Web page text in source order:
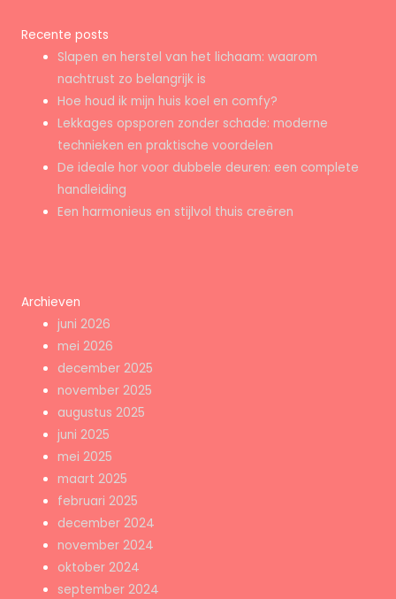
Recente posts
Slapen en herstel van het lichaam: waarom
nachtrust zo belangrijk is
Hoe houd ik mijn huis koel en comfy?
Lekkages opsporen zonder schade: moderne
technieken en praktische voordelen
De ideale hor voor dubbele deuren: een complete
handleiding
Een harmonieus en stijlvol thuis creëren
Archieven
juni 2026
mei 2026
december 2025
november 2025
augustus 2025
juni 2025
mei 2025
maart 2025
februari 2025
december 2024
november 2024
oktober 2024
september 2024